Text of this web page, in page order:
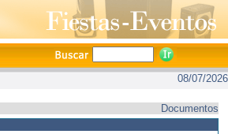
08/07/2026
Documentos